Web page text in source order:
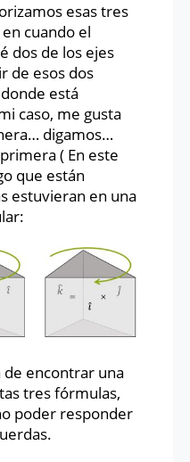
esas tres
cuando el
dos de los ejes
de esos dos
está
caso, me gusta
digamos…
( En este
que están
estuvieran en una
encontrar una
tres fórmulas,
poder responder